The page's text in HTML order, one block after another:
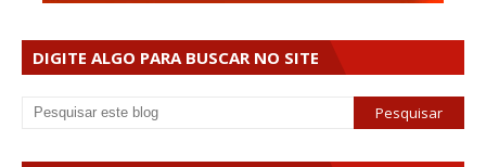
DIGITE ALGO PARA BUSCAR NO SITE